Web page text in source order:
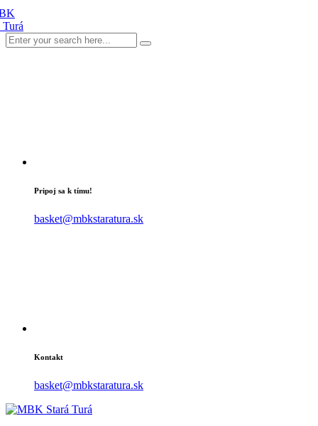
Pripoj sa k tímu!
basket@mbkstaratura.sk
Kontakt
basket@mbkstaratura.sk